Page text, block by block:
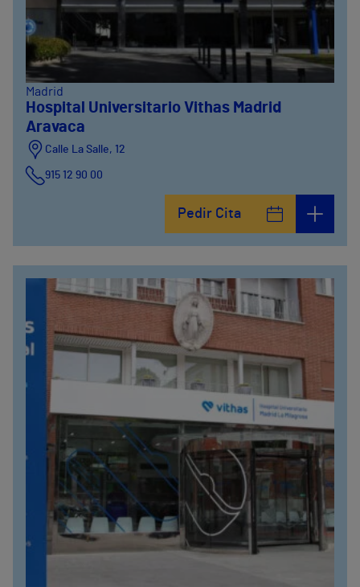
Madrid
Hospital Universitario Vithas Madrid
Aravaca
Calle La Salle, 12
915 12 90 00
Pedir Cita